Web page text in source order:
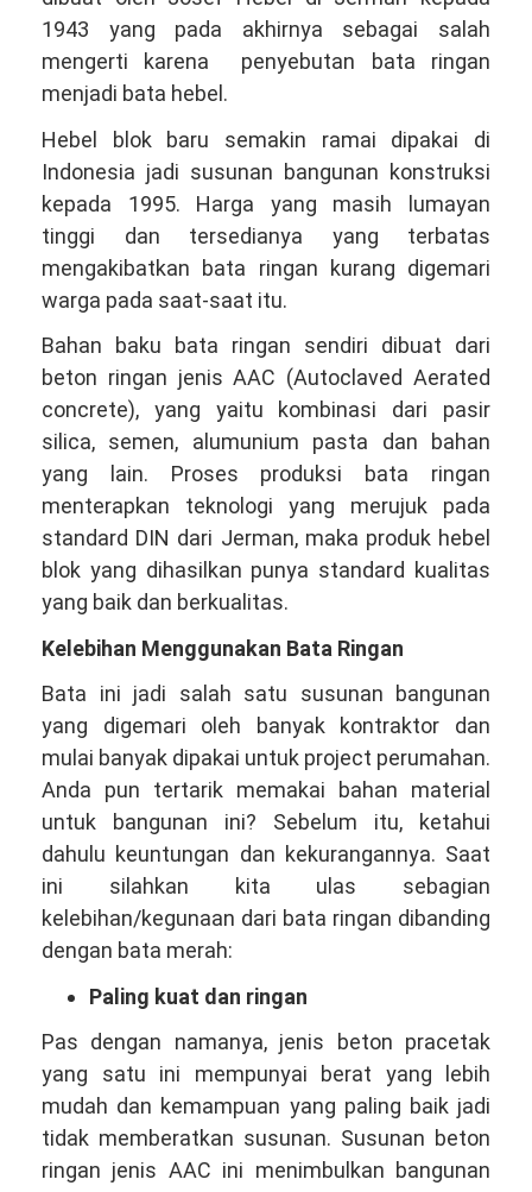
1943 yang pada akhirnya sebagai salah
mengerti karena penyebutan bata ringan
menjadi bata hebel.
Hebel blok baru semakin ramai dipakai di
Indonesia jadi susunan bangunan konstruksi
kepada 1995. Harga yang masih lumayan
tinggi dan tersedianya yang terbatas
mengakibatkan bata ringan kurang digemari
warga pada saat-saat itu.
Bahan baku bata ringan sendiri dibuat dari
beton ringan jenis AAC (Autoclaved Aerated
concrete), yang yaitu kombinasi dari pasir
silica, semen, alumunium pasta dan bahan
yang lain. Proses produksi bata ringan
menterapkan teknologi yang merujuk pada
standard DIN dari Jerman, maka produk hebel
blok yang dihasilkan punya standard kualitas
yang baik dan berkualitas.
Kelebihan Menggunakan Bata Ringan
Bata ini jadi salah satu susunan bangunan
yang digemari oleh banyak kontraktor dan
mulai banyak dipakai untuk project perumahan.
Anda pun tertarik memakai bahan material
untuk bangunan ini? Sebelum itu, ketahui
dahulu keuntungan dan kekurangannya. Saat
ini silahkan kita ulas sebagian
kelebihan/kegunaan dari bata ringan dibanding
dengan bata merah:
Paling kuat dan ringan
Pas dengan namanya, jenis beton pracetak
yang satu ini mempunyai berat yang lebih
mudah dan kemampuan yang paling baik jadi
tidak memberatkan susunan. Susunan beton
ringan jenis AAC ini menimbulkan bangunan